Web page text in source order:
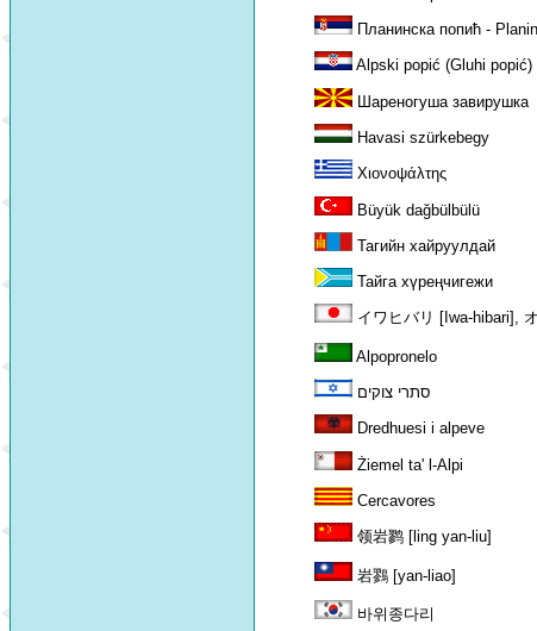
Планинска попић -
Alpski popić (Gluhi popić)
Шареногуша завирушка
Havasi szürkebegy
Χιονοψάλτης
Büyük dağbülbülü
Тагийн хайруулдай
Тайга хүреңчигежи
イワヒバリ [Iwa-hibari],
Alpopronelo
סתרי צוקים
Dredhuesi i alpeve
Żiemel ta' l-Alpi
Cercavores
领岩鹨 [ling yan-liu]
岩鷚 [yan-liao]
바위종다리